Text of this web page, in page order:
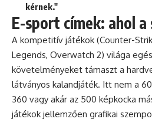
kérnek."
E-sport címek: ahol a
A kompetitív játékok (Counter-
Legends, Overwatch 2) világa
követelményeket támaszt a
látványos kalandjáték. Itt nem a 60
360 vagy akár az 500 képkocka
játékok jellemzően grafikai